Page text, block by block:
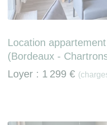
Location
(Bordeaux -
Loyer : 1 299 €